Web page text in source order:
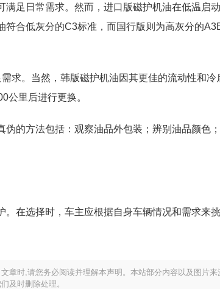
足日常需求。然而，进口版磁护机油在低温启
合低灰分的C3标准，而国行版则为高灰分的
求。当然，韩版磁护机油因其更佳的流动性和冷
公里后进行更换。
的方法包括：观察油品外包装；辨别油品颜色
在选择时，车主应根据自身车辆情况和需求来
章时,请您务必阅读并理解本声明。本站部分内容以及图片
及时删除处理。